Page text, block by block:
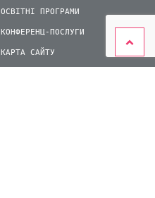
ОСВІТНІ ПРОГРАМИ
КОНФЕРЕНЦ-ПОСЛУГИ
КАРТА САЙТУ